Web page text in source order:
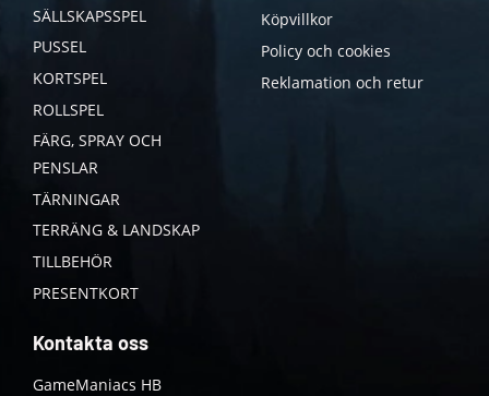
SÄLLSKAPSSPEL
PUSSEL
KORTSPEL
ROLLSPEL
FÄRG, SPRAY OCH
PENSLAR
TÄRNINGAR
TERRÄNG & LANDSKAP
TILLBEHÖR
PRESENTKORT
Köpvillkor
Policy och cookies
Reklamation och retur
Kontakta oss
GameManiacs HB